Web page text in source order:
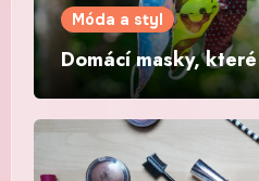
Móda a styl
Domácí masky,